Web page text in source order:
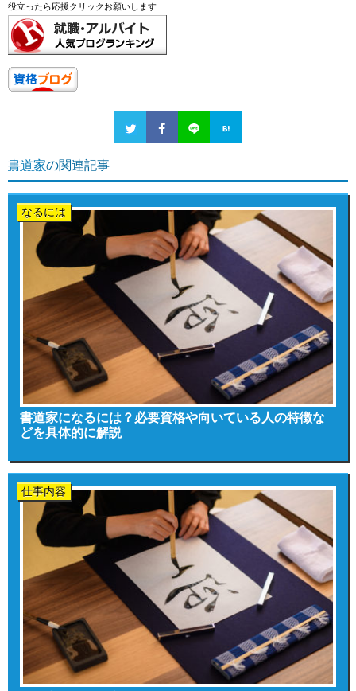
役立ったら応援クリックお願いします
書道家の関連記事
なるには
書道家になるには？必要資格や向いている人の特徴な
どを具体的に解説
仕事内容